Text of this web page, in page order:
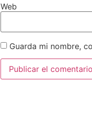
Web
Guarda mi nombre,